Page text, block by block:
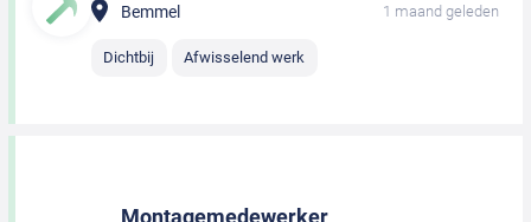
Bemmel 1 maand geleden
Dichtbij Afwisselend werk
Montagemedewerker